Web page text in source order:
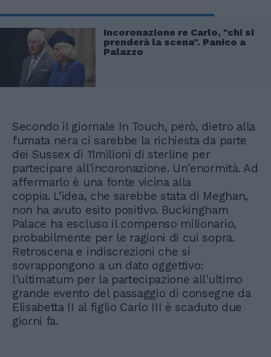
Incoronazione re Carlo, "chi si
prenderà la scena". Panico a
Palazzo
Secondo il giornale In Touch, però, dietro alla
fumata nera ci sarebbe la richiesta da parte
dei Sussex di 11milioni di sterline per
partecipare all'incoronazione. Un'enormità. Ad
affermarlo è una fonte vicina alla
coppia. L’idea, che sarebbe stata di Meghan,
non ha avuto esito positivo. Buckingham
Palace ha escluso il compenso milionario,
probabilmente per le ragioni di cui sopra.
Retroscena e indiscrezioni che si
sovrappongono a un dato oggettivo:
l'ultimatum per la partecipazione all'ultimo
grande evento del passaggio di consegne da
Elisabetta II al figlio Carlo III è scaduto due
giorni fa.